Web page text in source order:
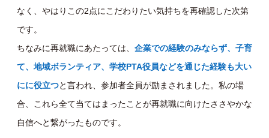
なく、やはりこの2点にこだわりたい気持ちを再確認した次第
です。
ちなみに再就職にあたっては、 企業での経験のみならず、子育
て、地域ボランティア、学校PTA役員などを通じた経験も大い
にに役立つと言われ、参加者全員が励まされました。私の場
合、これら全て当てはまったことが再就職に向けたささやかな
自信へと繋がったものです。